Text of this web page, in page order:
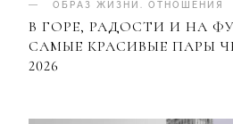
ОБРАЗ ЖИЗНИ ОТНОШЕНИЯ
В ГОРЕ, РАДОСТИ И НА
САМЫЕ КРАСИВЫЕ ПАРЫ
2026